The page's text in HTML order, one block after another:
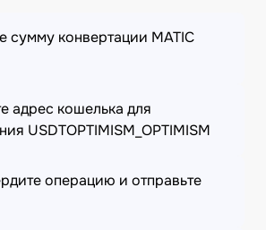
сумму конвертации MATIC
адрес кошелька для
USDTOPTIMISM_OPTIMISM
операцию и отправьте